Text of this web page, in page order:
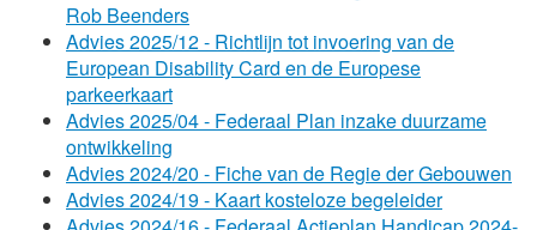
Rob Beenders
Advies 2025/12 - Richtlijn tot invoering van de
European Disability Card en de Europese
parkeerkaart
Advies 2025/04 - Federaal Plan inzake duurzame
ontwikkeling
Advies 2024/20 - Fiche van de Regie der Gebouwen
Advies 2024/19 - Kaart kosteloze begeleider